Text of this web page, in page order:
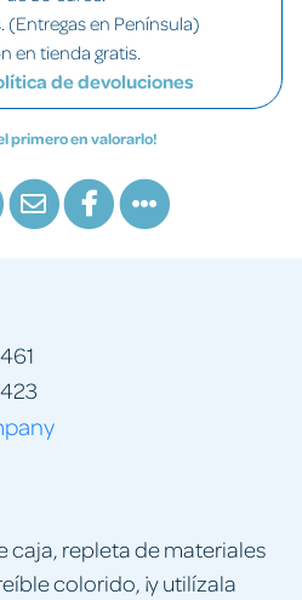
(Entregas en Península)
en tienda gratis.
de devoluciones
primero en valorarlo!
caja, repleta de materiales
colorido, ¡y utilízala